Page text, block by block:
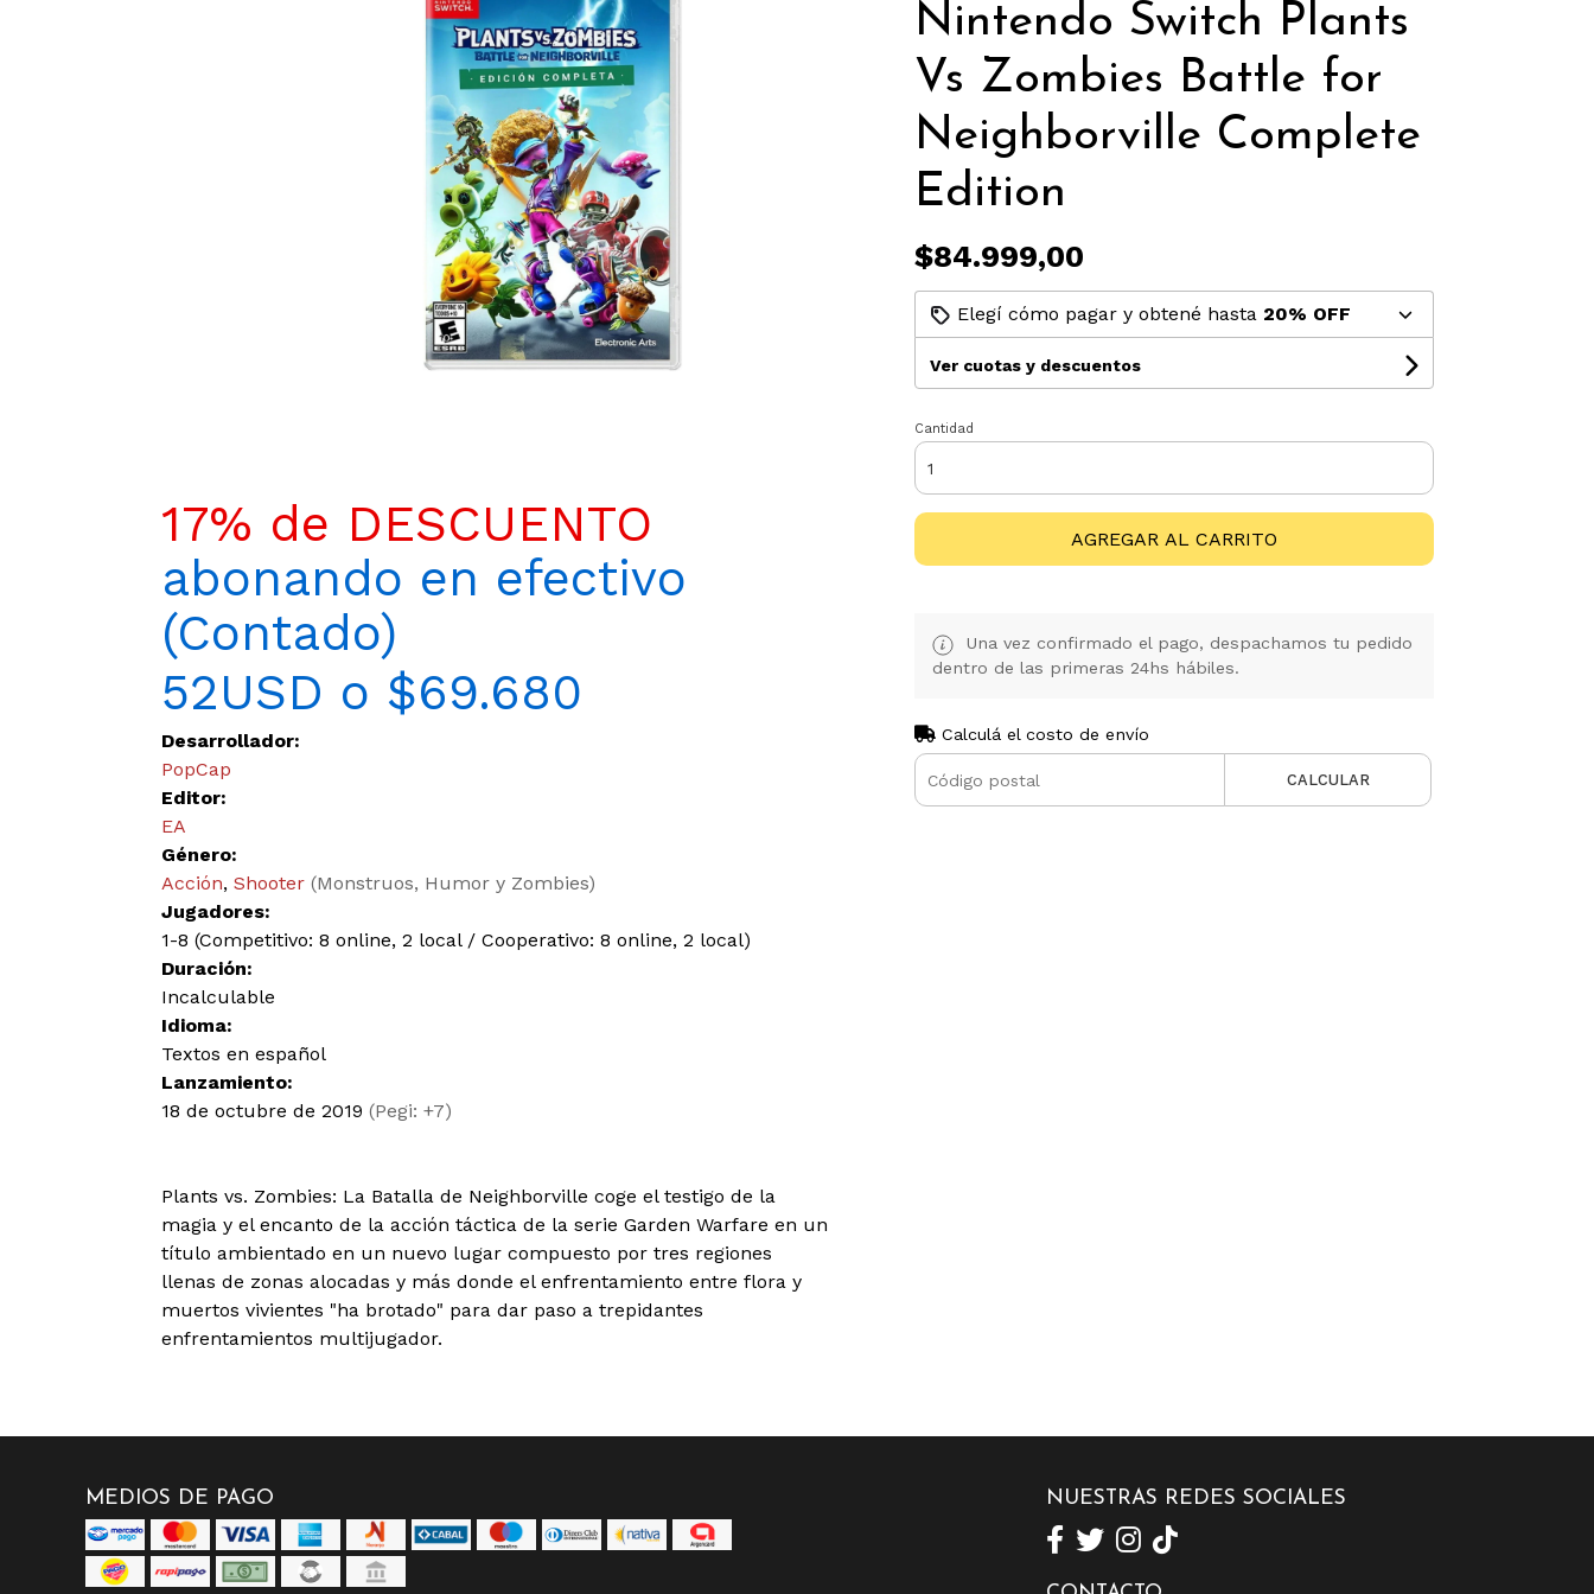
17% de DESCUENTO
abonando en efectivo
(Contado)
52USD o $69.680
Desarrollador:
PopCap
Editor:
EA
Género:
Acción, Shooter (Monstruos, Humor y Zombies)
Jugadores:
1-8 (Competitivo: 8 online, 2 local / Cooperativo: 8 online, 2 local)
Duración:
Incalculable
Idioma:
Textos en español
Lanzamiento:
18 de octubre de 2019 (Pegi: +7)
Plants vs. Zombies: La Batalla de Neighborville coge el testigo de la
magia y el encanto de la acción táctica de la serie Garden Warfare en un
título ambientado en un nuevo lugar compuesto por tres regiones
llenas de zonas alocadas y más donde el enfrentamiento entre flora y
muertos vivientes "ha brotado" para dar paso a trepidantes
enfrentamientos multijugador.
Nintendo Switch Plants
Vs Zombies Battle for
Neighborville Complete
Edition
$84.999,00
Elegí cómo pagar y obtené hasta 20% OFF
Ver cuotas y descuentos
Cantidad
AGREGAR AL CARRITO
Una vez confirmado el pago, despachamos tu pedido
dentro de las primeras 24hs hábiles.
Calculá el costo de envío
CALCULAR
MEDIOS DE PAGO NUESTRAS REDES SOCIALES